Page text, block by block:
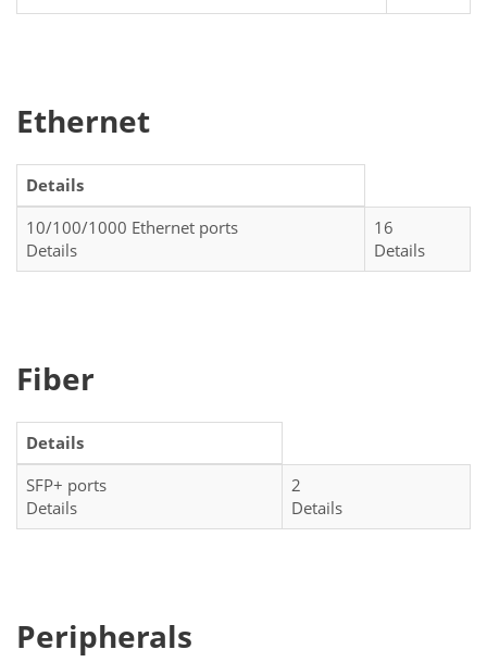
Ethernet
Details
10/100/1000 Ethernet ports
Details
16
Details
Fiber
Details
SFP+ ports
Details
2
Details
Peripherals